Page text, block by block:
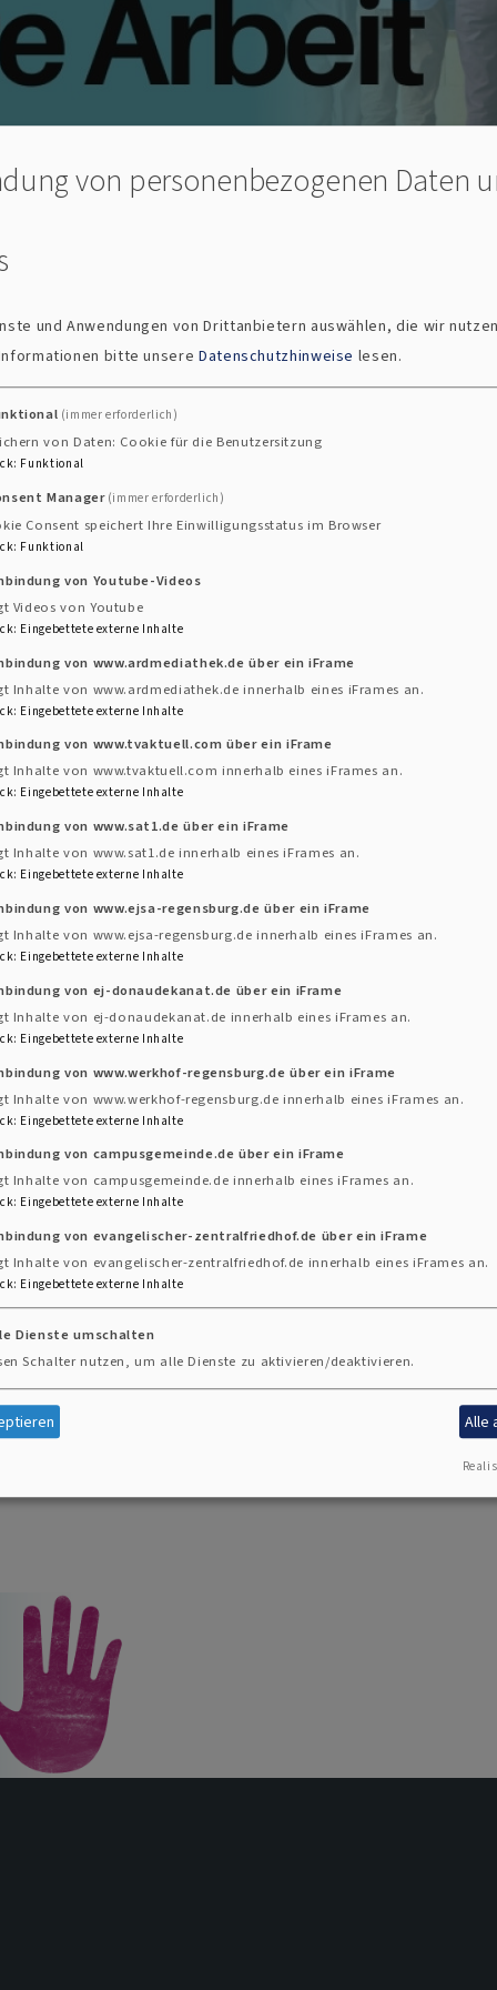
und sozialen Belange der
im Bereich des öffentlichen Dienstes
Der Name ist Programm,
ist die Hauptaufgabe der rund 80
(ELKB) und der 180 Mitarbeitervertretungen (für
sind Mitarbeitervertretungen zu bilden.
der Mitarbeitenden einer Dienststelle und
bei zentralen Entscheidungen, die die
bei Versetzung oder Kündigung.
ist das Kirchengesetz über
Lutherische Kirche in Bayern.
mitarbeitervertretungen.php)
der Gesamtkirchengemeinde)
Burglengenfeld, Hemau, Hengersberg und
von personenbezogenen Daten
und Anwendungen von Drittanbietern auswählen, die wir
bitte unsere Datenschutzhinweise lesen.
(immer erforderlich)
von Daten: Cookie für die Benutzersitzung
: Funktional
Manager (immer erforderlich)
Consent speichert Ihre Einwilligungsstatus im Browser
: Funktional
von Youtube-Videos
Videos von Youtube
: Eingebettete externe Inhalte
von www.ardmediathek.de über ein iFrame
Inhalte von www.ardmediathek.de innerhalb eines iFrames an.
: Eingebettete externe Inhalte
von www.tvaktuell.com über ein iFrame
Inhalte von www.tvaktuell.com innerhalb eines iFrames an.
: Eingebettete externe Inhalte
von www.sat1.de über ein iFrame
Inhalte von www.sat1.de innerhalb eines iFrames an.
: Eingebettete externe Inhalte
von www.ejsa-regensburg.de über ein iFrame
Inhalte von www.ejsa-regensburg.de innerhalb eines iFrames an.
: Eingebettete externe Inhalte
von ej-donaudekanat.de über ein iFrame
Inhalte von ej-donaudekanat.de innerhalb eines iFrames an.
: Eingebettete externe Inhalte
von www.werkhof-regensburg.de über ein iFrame
Inhalte von www.werkhof-regensburg.de innerhalb eines iFrames an.
: Eingebettete externe Inhalte
von campusgemeinde.de über ein iFrame
Inhalte von campusgemeinde.de innerhalb eines iFrames an.
: Eingebettete externe Inhalte
von evangelischer-zentralfriedhof.de über ein iFrame
Inhalte von evangelischer-zentralfriedhof.de innerhalb eines iFrames an.
: Eingebettete externe Inhalte
Dienste umschalten
Schalter nutzen, um alle Dienste zu aktivieren/deaktivieren.
Alle